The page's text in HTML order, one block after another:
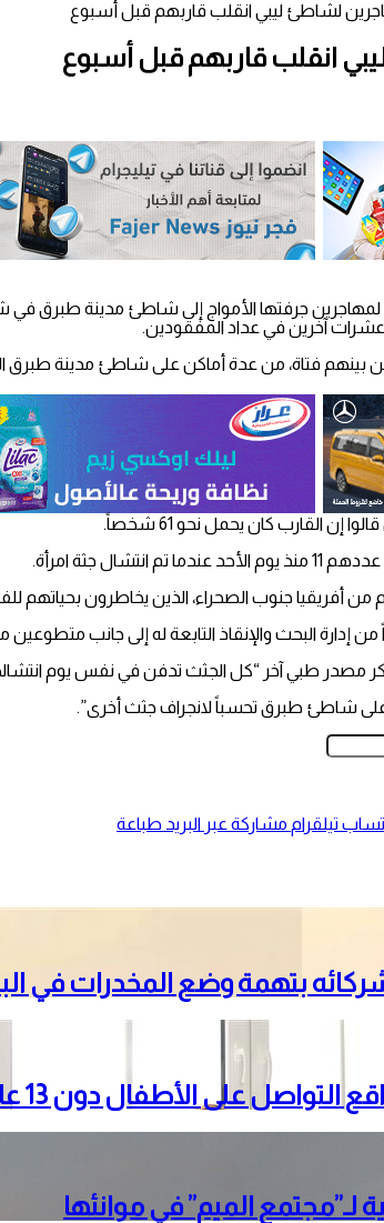
لشاطئ ليبي انقلب قاربهم قبل أسبوع
انقلب قاربهم قبل أسبوع
مصادر طبية وأمنية اليوم الثلاثاء، إن 11 جثة لمهاجرين جرفتها
جثة امرأة.
أفريقيا جنوب الصحراء، الذين يخاطرون بحياتهم
إدارة البحث والإنقاذ التابعة له إلى جانب
طبي آخر “كل الجثث تدفن في نفس يوم انتشالها
على شاطئ طبرق تحسباً لانجراف جثث أخرى”.
تيلقرام مشاركة عبر البريد طباعة
بتهمة وضع المخدرات في
على الأطفال دون 13 عامًا
الميم” في موانئها